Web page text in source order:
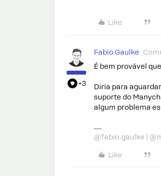
Like
+3
Fabio Gaulke
É bem provável
Diria para
suporte do
algum problema
@fabio.gaulke |
Like